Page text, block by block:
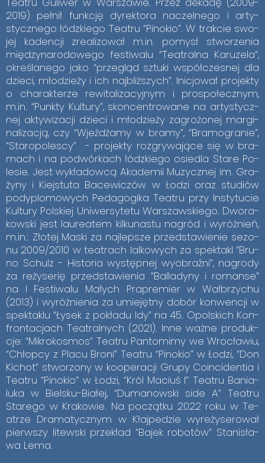
2019) peł­nił funk­cję dy­rek­to­ra na­czel­ne­go i ar­ty­
stycz­ne­go łódz­kie­go Te­atru “Pi­no­kio”. W trak­cie swo­
jej ka­den­cji zre­ali­zo­wał m.in. po­mysł stwo­rze­nia
mię­dzy­na­ro­do­we­go fe­sti­wa­lu “Te­atral­na Ka­ru­ze­la”,
okre­śla­ne­go jako “prze­gląd sztu­ki współ­cze­snej dla
dzie­ci, mło­dzie­ży i ich naj­bliż­szych”. Ini­cjo­wał pro­jek­ty
o cha­rak­te­rze re­wi­ta­li­za­cyj­nym i pro­spo­łecz­nym,
m.in. “Punk­ty Kul­tu­ry”, skon­cen­tro­wa­ne na ar­ty­stycz­
nej ak­ty­wi­za­cji dzie­ci i mło­dzie­ży za­gro­żo­nej mar­gi­
na­li­za­cją, czy “Wjeż­dża­my w bra­my”, “Bra­mo­gra­nie”,
“Sta­ro­po­le­scy” - pro­jek­ty roz­gry­wa­ją­ce się w bra­
mach i na po­dwór­kach łódz­kie­go osie­dla Sta­re Po­
le­sie. Jest wy­kła­dow­cą Aka­de­mii Mu­zycz­nej im. Gra­
ży­ny i Kiej­stu­ta Ba­ce­wi­czów w Ło­dzi oraz stu­diów
po­dy­plo­mo­wych Pe­da­go­gi­ka Te­atru przy In­sty­tu­cie
Kul­tu­ry Pol­skiej Uni­wer­sy­te­tu War­szaw­skie­go. Dwo­ra­
kow­ski jest lau­re­atem kil­ku­na­stu na­gród i wy­róż­nień,
m.in.: Zło­tej Ma­ski za naj­lep­sze przed­sta­wie­nie se­zo­
nu 2009/2010 w te­atrach lal­ko­wych za spek­takl “Bru­
no Schulz - Hi­sto­ria wy­stęp­nej wy­obraź­ni”, na­gro­dy
za re­ży­se­rię przed­sta­wie­nia “Bal­la­dy­ny i ro­man­se”
na I Fe­sti­wa­lu Ma­łych Pra­pre­mier w Wał­brzy­chu
(2013) i wy­róż­nie­nia za umie­jęt­ny do­bór kon­wen­cji w
spek­ta­klu “Ły­sek z po­kła­du Idy” na 45. Opol­skich Kon­
fron­ta­cjach Te­atral­nych (2021). Inne wa­żne pro­duk­
cje: “Mi­kro­ko­smos” Te­atru Pan­to­mi­my we Wro­cła­wiu,
“Chłop­cy z Pla­cu Bro­ni” Te­atru “Pi­no­kio” w Ło­dzi, “Don
Ki­chot” stwo­rzo­ny w ko­ope­ra­cji Gru­py Co­in­ci­den­tia i
Te­atru “Pi­no­kio” w Ło­dzi, “Król Ma­ciuś I” Te­atru Ba­nia­
lu­ka w Biel­sku-Bia­łej, “Du­ma­now­ski side A” Te­atru
Sta­re­go w Kra­ko­wie. Na po­cząt­ku 2022 roku w Te­
atrze Dra­ma­tycz­nym w Kłaj­pe­dzie wy­re­ży­se­ro­wał
pierw­szy li­tew­ski prze­kład “Ba­jek ro­bo­tów” Sta­ni­sła­
wa Lema.